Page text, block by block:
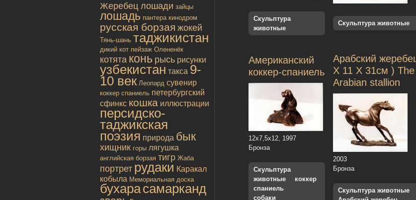
Жеребец лошади зайцы
лошадь пантера кинодром
русская борзая жокей
Тянь-шань таджикистан
дикий кот пейзаж Олененёк
котята конь рысь рисунки
узбекистан такса 9-
10 век Леопард сувенир
коккер спаниель петербургский
сфинкс кошка иллюстрации
персидско-
таджикская
поэзия природа бык
хищник горы лягушка
английская борзая тигр Жаба
портрет рудаки Каракал
кобыла Мемориальная доска
бухарасамарканд
Скульптура
животные
Скульптура животные
Американский
коккер-спаниель
12х7,5х12, 1997
Бронза
Скульптура
животные
коккер
спаниель
собаки
Арабский
Х 11 Х 31см ) The
Arabian stallion
2003
Бронза
Скульптура животные